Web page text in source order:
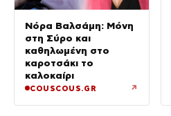
Νόρα Βαλσάμη: Μόνη
στη Σύρο και
καθηλωμένη στο
καροτσάκι το
καλοκαίρι
COUSCOUS.GR ↗